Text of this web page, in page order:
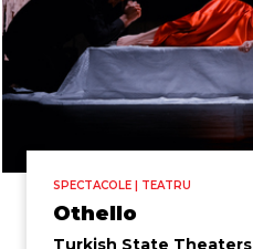
SPECTACOLE | TEATRU
Othello
Turkish State Theaters